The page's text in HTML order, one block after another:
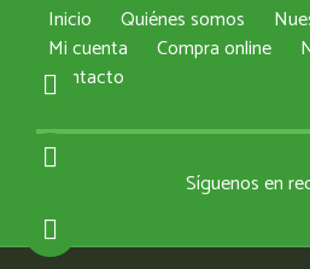
Inicio Quiénes somos
Mi cuenta
Compra online
Contacto
Síguenos en